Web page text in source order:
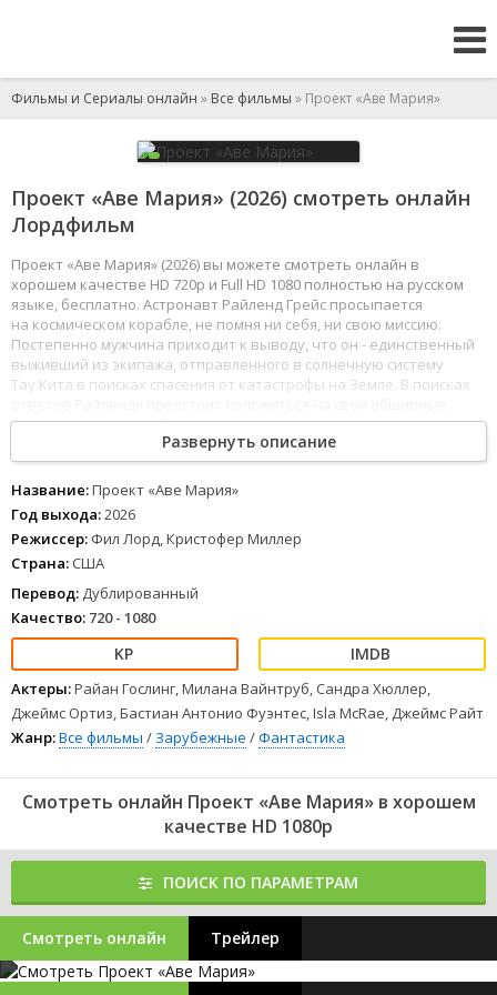
Фильмы и Сериалы онлайн » Все фильмы » Проект «Аве Мария»
Проект «Аве Мария» (2026) смотреть онлайн
Лордфильм
Проект «Аве Мария» (2026) вы можете смотреть онлайн в
хорошем качестве HD 720p и Full HD 1080 полностью на русском
языке, бесплатно. Астронавт Райленд Грейс просыпается
на космическом корабле, не помня ни себя, ни свою миссию.
Постепенно мужчина приходит к выводу, что он - единственный
выживший из экипажа, отправленного в солнечную систему
Тау Кита в поисках спасения от катастрофы на Земле. В поисках
научные знания, изобретательность и силу воли, но, возможно,
ему не придётся искать в одиночку.
12345 678
Развернуть описание
Название:Проект «Аве Мария»
Год выхода:2026
Режиссер: Фил Лорд, Кристофер Миллер
Страна: США
Перевод: Дублированный
Качество: 720 - 1080
Актеры:Райан Гослинг, Милана Вайнтруб, Сандра Хюллер,
Джеймс Ортиз, Бастиан Антонио Фуэнтес, Isla McRae, Джеймс Райт
Жанр:Все фильмы / Зарубежные /Фантастика
Смотреть онлайн Проект «Аве Мария» в хорошем
качестве HD 1080p
ПОИСК ПО ПАРАМЕТРАМ
Смотреть онлайн Трейлер